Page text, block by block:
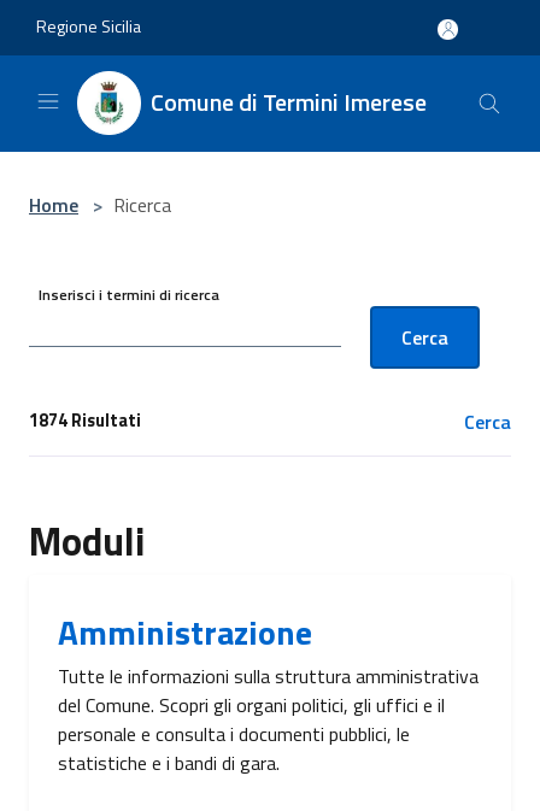
Regione Sicilia
Comune di Termini Imerese
Home > Ricerca
Inserisci i termini di ricerca
Cerca
[results] Risultati
1874 Risultati Cerca
Moduli
Amministrazione
Tutte le informazioni sulla struttura amministrativa
del Comune. Scopri gli organi politici, gli uffici e il
personale e consulta i documenti pubblici, le
statistiche e i bandi di gara.